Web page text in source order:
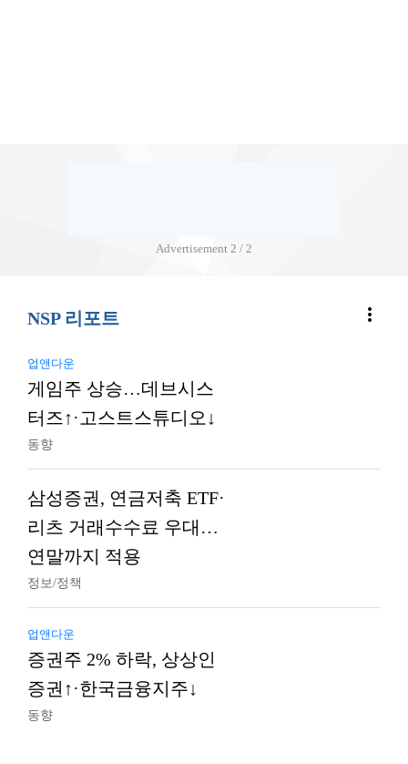
Advertisement 2 / 2
NSP 리포트 more_vert
업앤다운
게임주 상승…데브시스
터즈↑·고스트스튜디오↓
동향
삼성증권, 연금저축 ETF·
리츠 거래수수료 우대…
연말까지 적용
정보/정책
업앤다운
증권주 2% 하락, 상상인
증권↑·한국금융지주↓
동향